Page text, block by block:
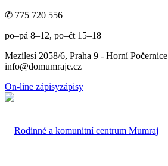
✆ 775 720 556
po–pá 8–12, po–čt 15–18
Mezilesí 2058/6, Praha 9 - Horní Počernice
info@domumraje.cz
On-line zápisyzápisy